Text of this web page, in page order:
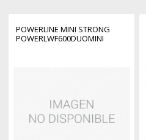
POWERLINE MINI STRONG
POWERLWF600DUOMINI